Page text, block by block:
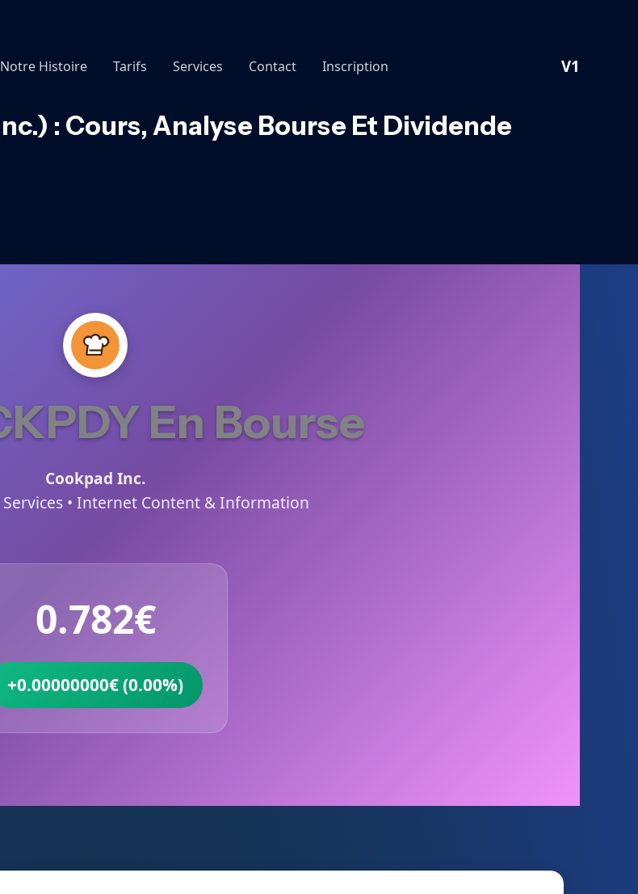
Notre Histoire Tarifs Services Contact Inscription V1
: Cours, Analyse Bourse Et Dividende
En Bourse
Cookpad Inc.
• Internet Content & Information
0.782€
+0.00000000€ (0.00%)